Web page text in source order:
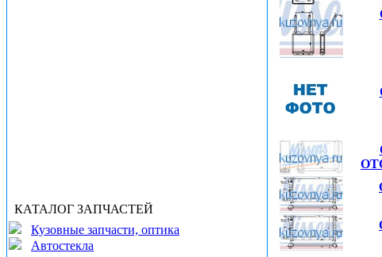
КАТАЛОГ ЗАПЧАСТЕЙ
Кузовные запчасти, оптика
Автостекла